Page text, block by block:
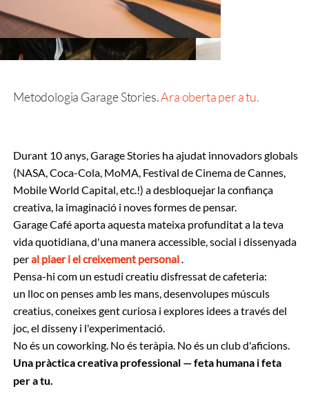
Metodologia Garage Stories.Ara oberta per a tu.
Durant 10 anys, Garage Stories ha ajudat innovadors globals
(NASA, Coca-Cola, MoMA, Festival de Cinema de Cannes,
Mobile World Capital, etc.!) a desbloquejar la confiança
creativa, la imaginació i noves formes de pensar.
Garage Café aporta aquesta mateixa profunditat a la teva
vida quotidiana, d'una manera accessible, social i dissenyada
peral plaer i el creixement personal.
Pensa-hi com un estudi creatiu disfressat de cafeteria:
un lloc on penses amb les mans, desenvolupes músculs
creatius, coneixes gent curiosa i explores idees a través del
joc, el disseny i l'experimentació.
No és un coworking. No és teràpia. No és un club d'aficions.
Una pràctica creativa professional — feta humana i feta
per a tu.